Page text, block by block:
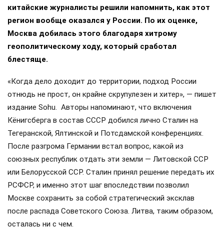
китайские журналисты решили напомнить, как этот
регион вообще оказался у России. По их оценке,
Москва добилась этого благодаря хитрому
геополитическому ходу, который сработал
блестяще.
«Когда дело доходит до территории, подход России
отнюдь не прост, он крайне скрупулезен и хитер», — пишет
издание Sohu. Авторы напоминают, что включения
Кёнигсберга в состав СССР добился лично Сталин на
Тегеранской, Ялтинской и Потсдамской конференциях.
После разгрома Германии встал вопрос, какой из
союзных республик отдать эти земли — Литовской ССР
или Белорусской ССР. Сталин принял решение передать их
РСФСР, и именно этот шаг впоследствии позволил
Москве сохранить за собой стратегический эксклав
после распада Советского Союза. Литва, таким образом,
осталась ни с чем.